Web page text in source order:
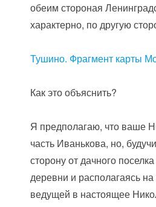
обеим стороная
характерно, по другую
Тушино. Фрагмент карты
Как это объяснить?
Я предполагаю, что ваше
часть Иванькова, но,
сторону от дачного
деревни и располагаясь
ведущей в настоящее